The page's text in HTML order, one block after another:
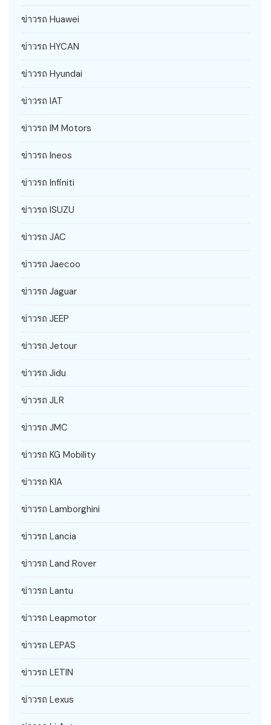
ข่าวรถ Huawei
ข่าวรถ HYCAN
ข่าวรถ Hyundai
ข่าวรถ IAT
ข่าวรถ IM Motors
ข่าวรถ Ineos
ข่าวรถ Infiniti
ข่าวรถ ISUZU
ข่าวรถ JAC
ข่าวรถ Jaecoo
ข่าวรถ Jaguar
ข่าวรถ JEEP
ข่าวรถ Jetour
ข่าวรถ Jidu
ข่าวรถ JLR
ข่าวรถ JMC
ข่าวรถ KG Mobility
ข่าวรถ KIA
ข่าวรถ Lamborghini
ข่าวรถ Lancia
ข่าวรถ Land Rover
ข่าวรถ Lantu
ข่าวรถ Leapmotor
ข่าวรถ LEPAS
ข่าวรถ LETIN
ข่าวรถ Lexus